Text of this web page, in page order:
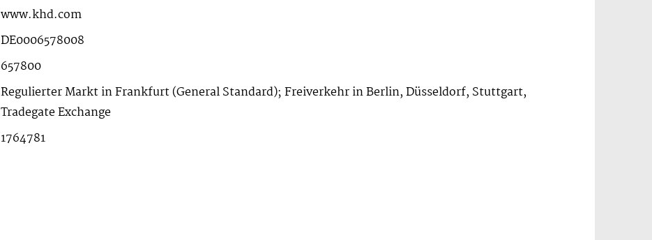
www.khd.com
DE0006578008
657800
Regulierter Markt in Frankfurt (General Standard); Freiverkehr in Berlin, Düsseldorf, Stuttgart,
Tradegate Exchange
1764781